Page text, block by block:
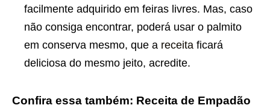
facilmente adquirido em feiras livres. Mas, caso
não consiga encontrar, poderá usar o palmito
em conserva mesmo, que a receita ficará
deliciosa do mesmo jeito, acredite.
Confira essa também: Receita de Empadão